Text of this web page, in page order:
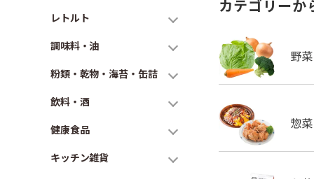
レトルト
調味料・油
粉類・乾物・海苔・缶詰
飲料・酒
健康食品
キッチン雑貨
カテゴリーか